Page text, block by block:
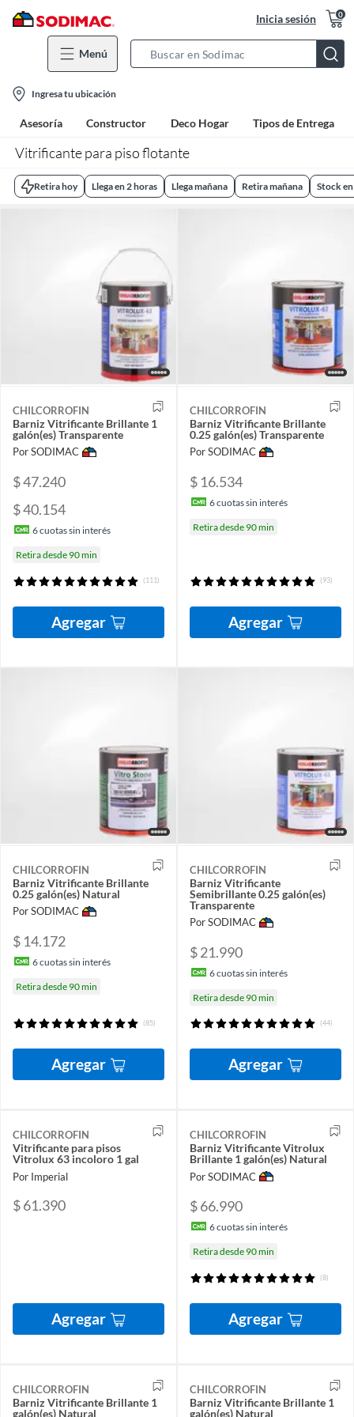
Inicia sesión 0
Menú
Bar
location-
icon
Ingresa tu ubicación
Asesoría Constructor Deco Hogar Tipos de Entrega
Vitrificante para piso flotante
Retira hoy Llega en 2 horas Llega mañana Retira mañana Stock
CHILCORROFIN
Barniz Vitrificante Brillante 1
galón(es) Transparente
Por SODIMAC
$ 47.240
$ 40.154
6cuotas sin interés
Retira desde 90 min
(111)
Agregar
CHILCORROFIN
Barniz Vitrificante Brillante
0.25 galón(es) Transparente
Por SODIMAC
$ 16.534
6cuotas sin interés
Retira desde 90 min
(93)
Agregar
CHILCORROFIN
Barniz Vitrificante Brillante
0.25 galón(es) Natural
Por SODIMAC
$ 14.172
6cuotas sin interés
Retira desde 90 min
(85)
Agregar
CHILCORROFIN
Barniz Vitrificante
Semibrillante 0.25 galón(es)
Transparente
Por SODIMAC
$ 21.990
6cuotas sin interés
Retira desde 90 min
(44)
Agregar
CHILCORROFIN
Vitrificante para pisos
Vitrolux 63 incoloro 1 gal
Por Imperial
$ 61.390
Agregar
CHILCORROFIN
Barniz Vitrificante Vitrolux
Brillante 1 galón(es) Natural
Por SODIMAC
$ 66.990
6cuotas sin interés
Retira desde 90 min
(8)
Agregar
CHILCORROFIN
Barniz Vitrificante Brillante 1
galón(es) Natural
CHILCORROFIN
Barniz Vitrificante Brillante 1
galón(es) Natural